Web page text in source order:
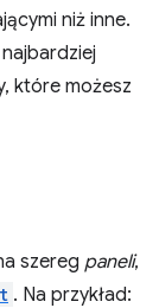
niż inne.
które możesz
szereg paneli,
. Na przykład: